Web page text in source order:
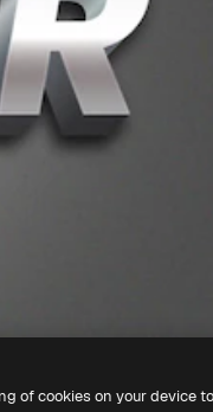
of cookies on your device